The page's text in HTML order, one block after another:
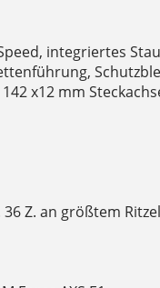
integriertes
x12 mm
36 Z. an größtem Ritzel